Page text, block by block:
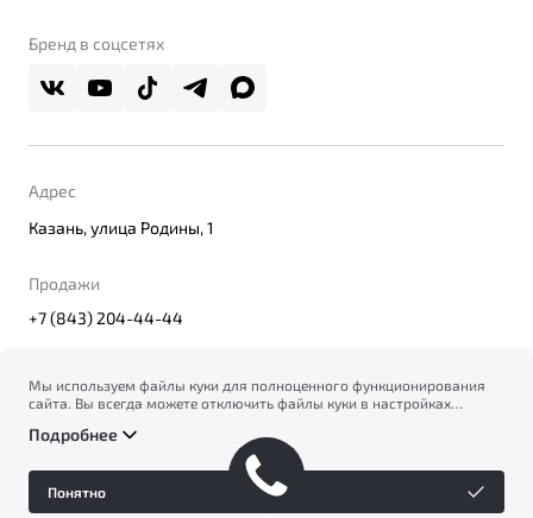
О дилерском центре
Правовая информация
Бренд в соцсетях
Адрес
Казань, улица Родины, 1
Продажи
+7 (843) 204-44-44
© 2026
Политика конфиденциальности персональных данных
Официальный сайт Belgee в России
Мы используем файлы куки для полноценного функционирования
сайта. Вы всегда можете отключить файлы куки в настройках
на сбор и использование файлов куки, и подтверждаете
ознакомление с информацией по сбору, использованию и
возможной блокировке файлов куки в
Политике
конфиденциальности
Подробнее
Понятно